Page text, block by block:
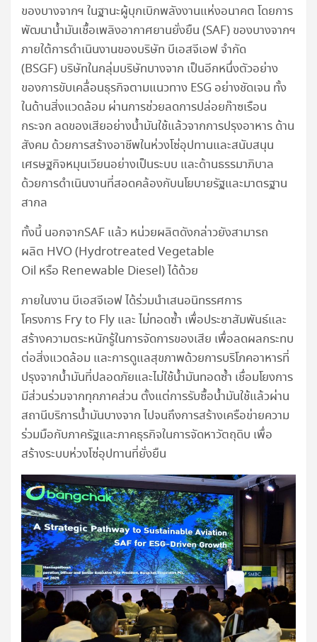
ของบางจากฯ ในฐานะผู้บุกเบิกพลังงานแห่งอนาคต โดยการ
พัฒนาน้ำมันเชื้อเพลิงอากาศยานยั่งยืน (SAF) ของบางจากฯ
ภายใต้การดำเนินงานของบริษัท บีเอสจีเอฟ จำกัด
(BSGF) บริษัทในกลุ่มบริษัทบางจาก เป็นอีกหนึ่งตัวอย่าง
ของการขับเคลื่อนธุรกิจตามแนวทาง ESG อย่างชัดเจน ทั้ง
ในด้านสิ่งแวดล้อม ผ่านการช่วยลดการปล่อยก๊าซเรือน
กระจก ลดของเสียอย่างน้ำมันใช้แล้วจากการปรุงอาหาร ด้าน
สังคม ด้วยการสร้างอาชีพในห่วงโซ่อุปทานและสนับสนุน
เศรษฐกิจหมุนเวียนอย่างเป็นระบบ และด้านธรรมาภิบาล
ด้วยการดำเนินงานที่สอดคล้องกับนโยบายรัฐและมาตรฐาน
สากล
ทั้งนี้ นอกจากSAF แล้ว หน่วยผลิตดังกล่าวยังสามารถ
ผลิต HVO (Hydrotreated Vegetable
Oil หรือ Renewable Diesel) ได้ด้วย
ภายในงาน บีเอสจีเอฟ ได้ร่วมนำเสนอนิทรรศการ
โครงการ Fry to Fly และ ไม่ทอดซ้ำ เพื่อประชาสัมพันธ์และ
สร้างความตระหนักรู้ในการจัดการของเสีย เพื่อลดผลกระทบ
ต่อสิ่งแวดล้อม และการดูแลสุขภาพด้วยการบริโภคอาหารที่
ปรุงจากน้ำมันที่ปลอดภัยและไม่ใช้น้ำมันทอดซ้ำ เชื่อมโยงการ
มีส่วนร่วมจากทุกภาคส่วน ตั้งแต่การรับซื้อน้ำมันใช้แล้วผ่าน
สถานีบริการน้ำมันบางจาก ไปจนถึงการสร้างเครือข่ายความ
ร่วมมือกับภาครัฐและภาคธุรกิจในการจัดหาวัตถุดิบ เพื่อ
สร้างระบบห่วงโซ่อุปทานที่ยั่งยืน